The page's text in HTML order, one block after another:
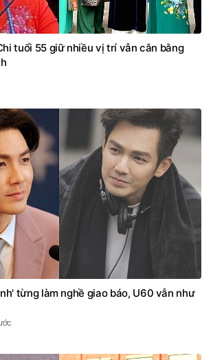
tuổi 55 giữ nhiều vị trí vẫn cân bằng
từng làm nghề giao báo, U60 vẫn như